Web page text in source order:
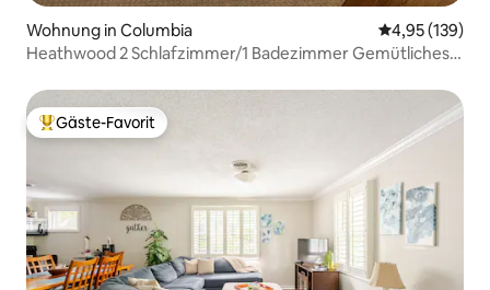
Wohnung in Columbia
4,95 (139)
Heathwood 2 Schlafzimmer/1 Badezimmer Gemütliches
Beliebter Gäste-Favorit.
Gäste-Favorit